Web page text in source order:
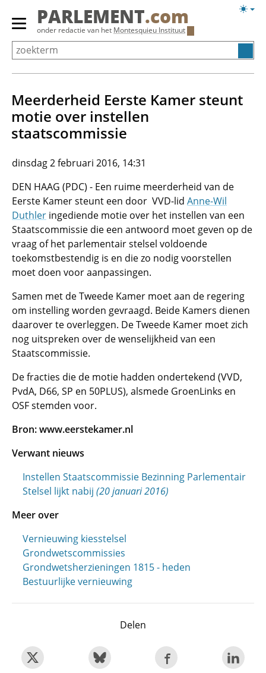
Overslaan
Primair
menu
tonen/verbergen
PARLEMENT.com
onder redactie van het Montesquieu Instituut
Meerderheid Eerste Kamer steunt
motie over instellen
staatscommissie
dinsdag 2 februari 2016, 14:31
DEN HAAG (PDC) - Een ruime meerderheid van de
Eerste Kamer steunt een door VVD-lid Anne-Wil
Duthler ingediende motie over het instellen van een
Staatscommissie die een antwoord moet geven op de
vraag of het parlementair stelsel voldoende
toekomstbestendig is en die zo nodig voorstellen
moet doen voor aanpassingen.
Samen met de Tweede Kamer moet aan de regering
om instelling worden gevraagd. Beide Kamers dienen
daarover te overleggen. De Tweede Kamer moet zich
nog uitspreken over de wenselijkheid van een
Staatscommissie.
De fracties die de motie hadden ondertekend (VVD,
PvdA, D66, SP en 50PLUS), alsmede GroenLinks en
OSF stemden voor.
Bron: www.eerstekamer.nl
Verwant nieuws
Instellen Staatscommissie Bezinning Parlementair
Stelsel lijkt nabij (20 januari 2016)
Meer over
Vernieuwing kiesstelsel
Grondwetscommissies
Grondwets­herzieningen 1815 - heden
Bestuurlijke vernieuwing
Delen